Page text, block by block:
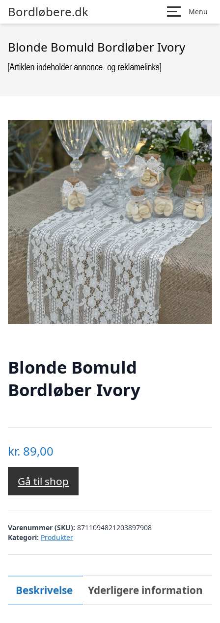
Bordløbere.dk Menu
Blonde Bomuld Bordløber Ivory
Blonde Bomuld
Bordløber Ivory
kr. 89,00
Gå til shop
Varenummer (SKU): 8711094821203897908
Kategori: Produkter
Beskrivelse Yderligere information